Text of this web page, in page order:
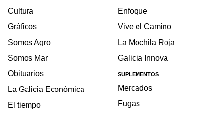
Cultura
Gráficos
Somos Agro
Somos Mar
Obituarios
La Galicia Económica
El tiempo
Enfoque
Vive el Camino
La Mochila Roja
Galicia Innova
SUPLEMENTOS
Mercados
Fugas